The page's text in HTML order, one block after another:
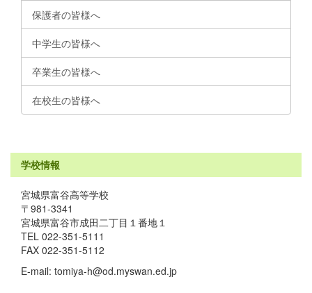
保護者の皆様へ
中学生の皆様へ
卒業生の皆様へ
在校生の皆様へ
学校情報
宮城県富谷高等学校
〒981-3341
宮城県富谷市成田二丁目１番地１
TEL 022-351-5111
FAX 022-351-5112
E-mail: tomiya-h@od.myswan.ed.jp